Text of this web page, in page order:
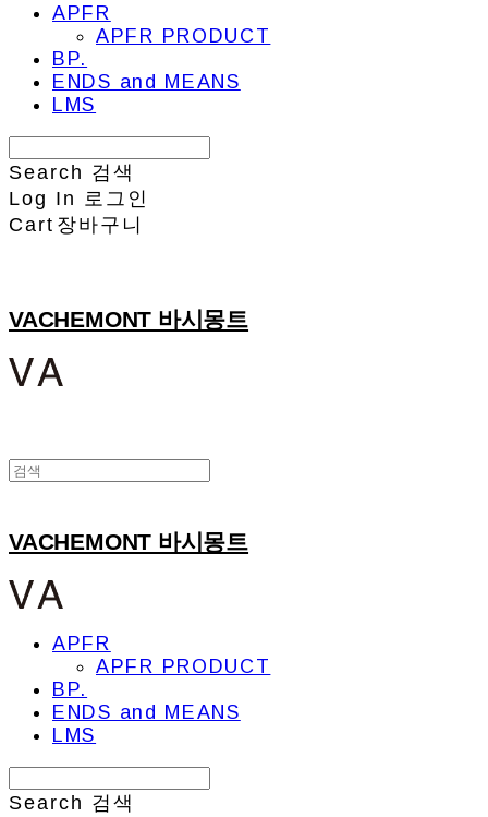
APFR
APFR PRODUCT
BP.
ENDS and MEANS
LMS
Search 검색
Log In
로그인
Cart 장바구니
VACHEMONT 바시몽트
VACHEMONT 바시몽트
APFR
APFR PRODUCT
BP.
ENDS and MEANS
LMS
Search 검색